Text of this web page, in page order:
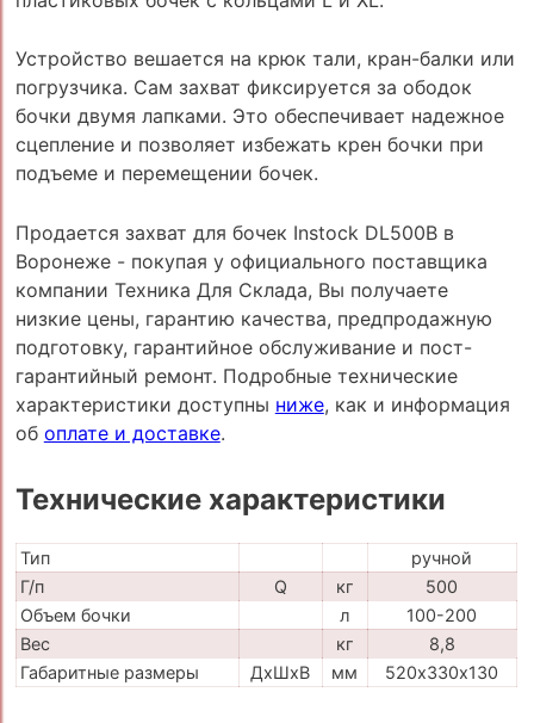
Устройство вешается на крюк тали, кран-балки или
погрузчика. Сам захват фиксируется за ободок
бочки двумя лапками. Это обеспечивает надежное
сцепление и позволяет избежать крен бочки при
подъеме и перемещении бочек.
Продается захват для бочек Instock DL500B в
Воронеже - покупая у официального поставщика
компании Техника Для Склада, Вы получаете
низкие цены, гарантию качества, предпродажную
подготовку, гарантийное обслуживание и пост-
гарантийный ремонт. Подробные технические
характеристики доступны ниже, как и информация
об оплате и доставке.
Технические характеристики
Тип
ручной
Г/п
Q кг
500
Объем бочки
л
100-200
Вес
кг
8,8
Габаритные размеры
ДхШхВ мм 520х330х130